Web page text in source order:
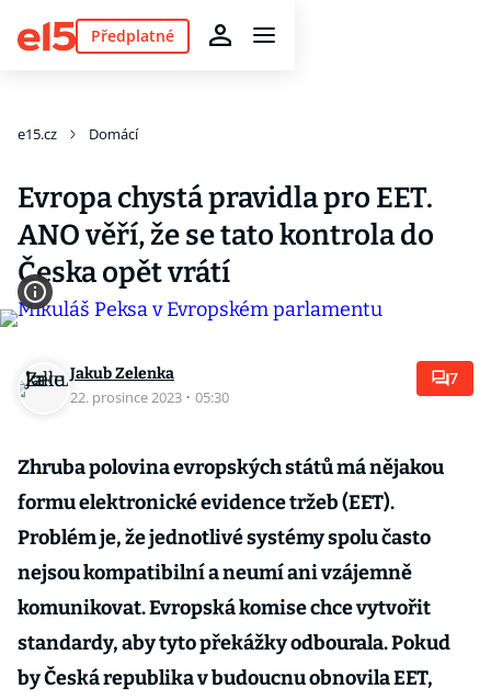
Předplatné
e15.cz Domácí
Evropa chystá pravidla pro EET.
ANO věří, že se tato kontrola do
Česka opět vrátí
Jakub Zelenka
22. prosince 2023 · 05:30
7
Zhruba polovina evropských států má nějakou
formu elektronické evidence tržeb (EET).
Problém je, že jednotlivé systémy spolu často
nejsou kompatibilní a neumí ani vzájemně
komunikovat. Evropská komise chce vytvořit
standardy, aby tyto překážky odbourala. Pokud
by Česká republika v budoucnu obnovila EET,